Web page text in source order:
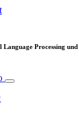
Processing